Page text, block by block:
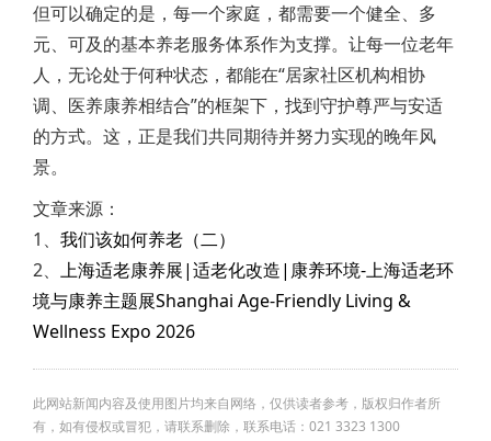
但可以确定的是，每一个家庭，都需要一个健全、多
元、可及的基本养老服务体系作为支撑。让每一位老年
人，无论处于何种状态，都能在“居家社区机构相协
调、医养康养相结合”的框架下，找到守护尊严与安适
的方式。这，正是我们共同期待并努力实现的晚年风
景。
文章来源：
1、 我们该如何养老（二）
2、 上海适老康养展|适老化改造|康养环境-上海适老环
境与康养主题展‌Shanghai Age-Friendly Living &
Wellness Expo 2026
此网站新闻内容及使用图片均来自网络，仅供读者参考，版权归作者所
有，如有侵权或冒犯，请联系删除，联系电话：021 3323 1300